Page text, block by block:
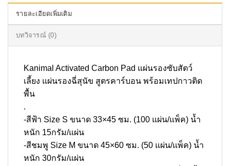
รายละเอียดเพิ่มเติม
บทวิจารณ์ (0)
Kanimal Activated Carbon Pad แผ่นรองซับสัตว์
เลี้ยง แผ่นรองฉี่สุนัข สูตรคาร์บอน พร้อมเทปกาวติด
พื้น
.
-สีฟ้า Size S ขนาด 33×45 ซม. (100 แผ่น/แพ็ค) น้ำ
หนัก 15กรัม/แผ่น
-สีชมพู Size M ขนาด 45×60 ซม. (50 แผ่น/แพ็ค) น้ำ
หนัก 30กรัม/แผ่น